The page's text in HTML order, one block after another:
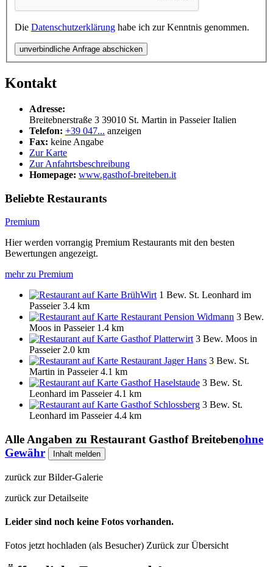
Die Datenschutzerklärung habe ich zur Kenntnis genommen.
unverbindliche Anfrage abschicken
Kontakt
Adresse:
Breitebnerstraße 3 39010 St. Martin in Passeier Italien
Telefon: +39 047... anzeigen
Fax: keine Angabe
Zur Karte
Zur Anfahrtsbeschreibung
Homepage: www.gasthof-breiteben.it
Beliebte Restaurants
Premium
Hier werden vorrangig Premium Restaurants mit den besten
Bewertungen angezeigt.
mehr zu Premium
BrühWirt 1 Bew. St. Leonhard im
Passeier 3.4 km
Restaurant Pension Widmann 3 Bew.
Moos in Passeier 1.4 km
Gasthof Platterwirt 3 Bew. Moos in
Passeier 2.0 km
Restaurant Jager Hans 3 Bew. St.
Martin in Passeier 4.1 km
Gasthof Haselstaude 3 Bew. St.
Leonhard im Passeier 4.1 km
Gasthof Schlossberg 3 Bew. St.
Leonhard im Passeier 4.4 km
Alle Angaben zu Restaurant Gasthof Breitebenohne
Gewähr
Inhalt melden
zurück zur Bilder-Galerie
zurück zur Detailseite
Leider sind noch keine Fotos vorhanden.
Fotos jetzt hochladen (als Besucher) Zurück zur Übersicht